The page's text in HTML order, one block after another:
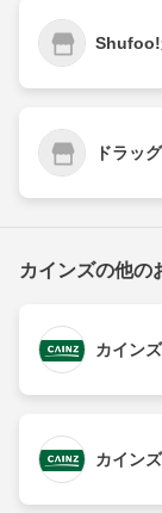
Shufoo!
ドラッ
カインズの他の
カイン
カイン